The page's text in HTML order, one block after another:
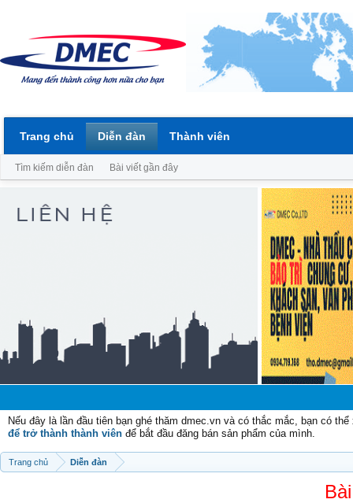
Nếu đây là lần đầu tiên bạn ghé thăm dmec.vn và có thắc mắc, bạn có
để trở thành thành viên để bắt đầu đăng bán sản phẩm của mình.
Trang chủ Diễn đàn
Trang chủ Diễn đàn
Tìm kiếm diễn đàn Bài viết gần đây
Thành viên